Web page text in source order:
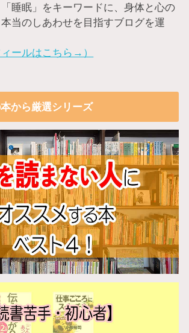
「睡眠」をキーワードに、身体と心の
当のしあわせを目指すブログを運
ィールはこちら→）
から厳選シリーズ